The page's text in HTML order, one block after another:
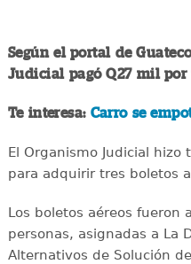
Según el portal de
Judicial pagó Q27 mil por
Te interesa: Carro se
El Organismo Judicial
para adquirir tres boletos
Los boletos aéreos fueron
personas, asignadas a La
Alternativos de Solución